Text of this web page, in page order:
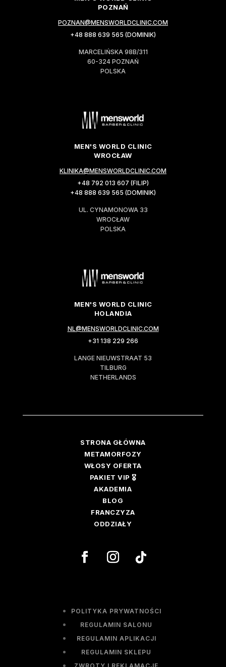
POZNAŃ
POZNAN@MENSWORLDCLINIC.COM
+48 888 639 565 (DOMINIK)
MARCELIŃSKA 98B/311
60-324 POZNAŃ
POLSKA
MEN'S WORLD CLINIC
WROCŁAW
KLINIKA@MENSWORLDCLINIC.COM
+48 792 013 607 (FILIP)
+48 888 639 565 (DOMINIK)
UL. CYNAMONOWA 33
WROCŁAW
POLSKA
MEN'S WORLD CLINIC
HOLANDIA
NL@MENSWORLDCLINIC.COM
+31 138 229 266
LANGE NIEUWSTRAAT 53
TILBURG
NETHERLANDS
STRONA GŁÓWNA
METAMORFOZY
WŁOSY OFERTA
PAKIET VIP 🎖️
AKADEMIA
BLOG
FRANCZYZA
ODDZIAŁY
POLITYKA PRYWATNOŚCI
REGULAMIN SALONU
REGULAMIN APLIKACJI
REGULAMIN SKLEPU